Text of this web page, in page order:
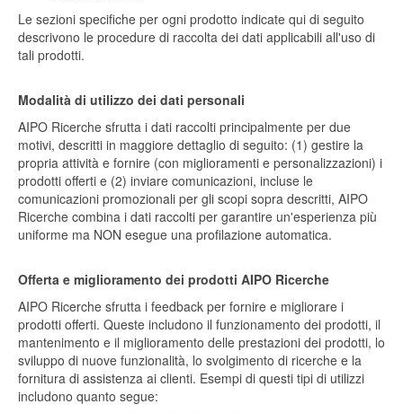
Le sezioni specifiche per ogni prodotto indicate qui di seguito
descrivono le procedure di raccolta dei dati applicabili all'uso di
tali prodotti.
Modalità di utilizzo dei dati personali
AIPO Ricerche sfrutta i dati raccolti principalmente per due
motivi, descritti in maggiore dettaglio di seguito: (1) gestire la
propria attività e fornire (con miglioramenti e personalizzazioni) i
prodotti offerti e (2) inviare comunicazioni, incluse le
comunicazioni promozionali per gli scopi sopra descritti, AIPO
Ricerche combina i dati raccolti per garantire un'esperienza più
uniforme ma NON esegue una profilazione automatica.
Offerta e miglioramento dei prodotti AIPO Ricerche
AIPO Ricerche sfrutta i feedback per fornire e migliorare i
prodotti offerti. Queste includono il funzionamento dei prodotti, il
mantenimento e il miglioramento delle prestazioni dei prodotti, lo
sviluppo di nuove funzionalità, lo svolgimento di ricerche e la
fornitura di assistenza ai clienti. Esempi di questi tipi di utilizzi
includono quanto segue: